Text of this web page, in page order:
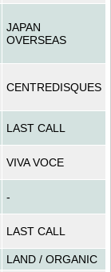
JAPAN
OVERSEAS
CENTREDISQUES
LAST CALL
VIVA VOCE
-
LAST CALL
LAND / ORGANIC